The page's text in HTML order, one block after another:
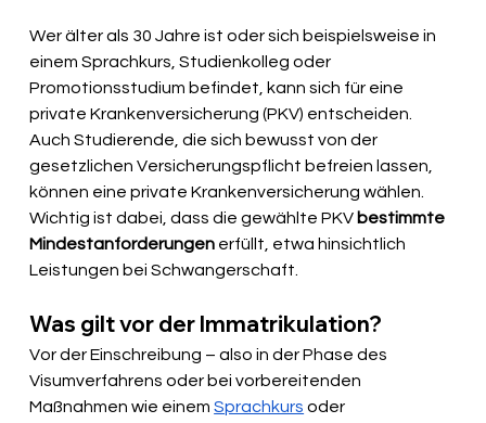
Wer älter als 30 Jahre ist oder sich beispielsweise in
einem Sprachkurs, Studienkolleg oder
Promotionsstudium befindet, kann sich für eine
private Krankenversicherung (PKV) entscheiden.
Auch Studierende, die sich bewusst von der
gesetzlichen Versicherungspflicht befreien lassen,
können eine private Krankenversicherung wählen.
Wichtig ist dabei, dass die gewählte PKV bestimmte
Mindestanforderungen erfüllt, etwa hinsichtlich
Leistungen bei Schwangerschaft.
Was gilt vor der Immatrikulation?
Vor der Einschreibung – also in der Phase des
Visumverfahrens oder bei vorbereitenden
Maßnahmen wie einem Sprachkurs oder